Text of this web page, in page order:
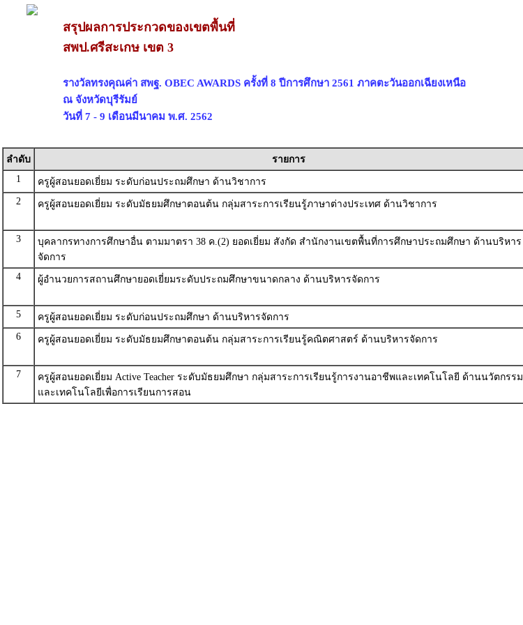
สรุปผลการประกวดของเขตพื้นที่
สพป.ศรีสะเกษ เขต 3
รางวัลทรงคุณค่า สพฐ. OBEC AWARDS ครั้งที่ 8 ปีการศึกษา 2561 ภาคตะวันออกเฉียงเหนือ
ณ จังหวัดบุรีรัมย์
วันที่ 7 - 9 เดือนมีนาคม พ.ศ. 2562
ลำดับ รายการ
1
ครูผู้สอนยอดเยี่ยม ระดับก่อนประถมศึกษา ด้านวิชาการ
2
ครูผู้สอนยอดเยี่ยม ระดับมัธยมศึกษาตอนต้น กลุ่มสาระการเรียนรู้ภาษาต่างประเทศ ด้านวิชาการ
3
บุคลากรทางการศึกษาอื่น ตามมาตรา 38 ค.(2) ยอดเยี่ยม สังกัด สำนักงานเขตพื้นที่การศึกษาประถมศึกษา ด้านบริหาร
จัดการ
4 ผู้อำนวยการสถานศึกษายอดเยี่ยมระดับประถมศึกษาขนาดกลาง ด้านบริหารจัดการ
5
ครูผู้สอนยอดเยี่ยม ระดับก่อนประถมศึกษา ด้านบริหารจัดการ
6
ครูผู้สอนยอดเยี่ยม ระดับมัธยมศึกษาตอนต้น กลุ่มสาระการเรียนรู้คณิตศาสตร์ ด้านบริหารจัดการ
7
ครูผู้สอนยอดเยี่ยม Active Teacher ระดับมัธยมศึกษา กลุ่มสาระการเรียนรู้การงานอาชีพและเทคโนโลยี ด้านนวัตกรรม
และเทคโนโลยีเพื่อการเรียนการสอน